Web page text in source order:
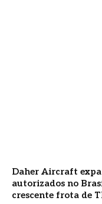
Daher Aircraft
autorizados no
crescente frota de